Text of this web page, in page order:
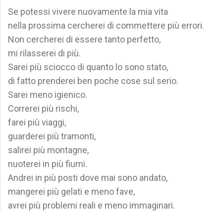
Se potessi vivere nuovamente la mia vita
nella prossima cercherei di commettere più errori.
Non cercherei di essere tanto perfetto,
mi rilasserei di più.
Sarei più sciocco di quanto lo sono stato,
di fatto prenderei ben poche cose sul serio.
Sarei meno igienico.
Correrei più rischi,
farei più viaggi,
guarderei più tramonti,
salirei più montagne,
nuoterei in più fiumi.
Andrei in più posti dove mai sono andato,
mangerei più gelati e meno fave,
avrei più problemi reali e meno immaginari.